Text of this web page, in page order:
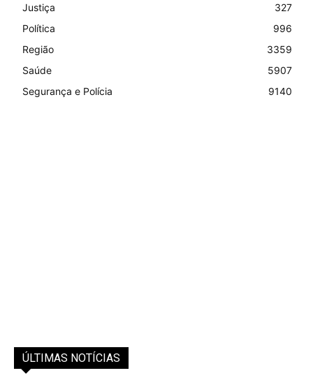
Justiça
327
Política
996
Região
3359
Saúde
5907
Segurança e Polícia
9140
ÚLTIMAS NOTÍCIAS